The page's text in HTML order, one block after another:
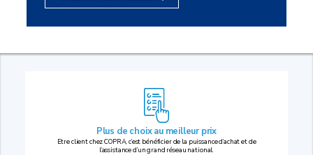
Plus de choix au meilleur prix
Etre client chez COPRA, c’est bénéficier de la puissance d’achat et de
l’assistance d’un grand réseau national.